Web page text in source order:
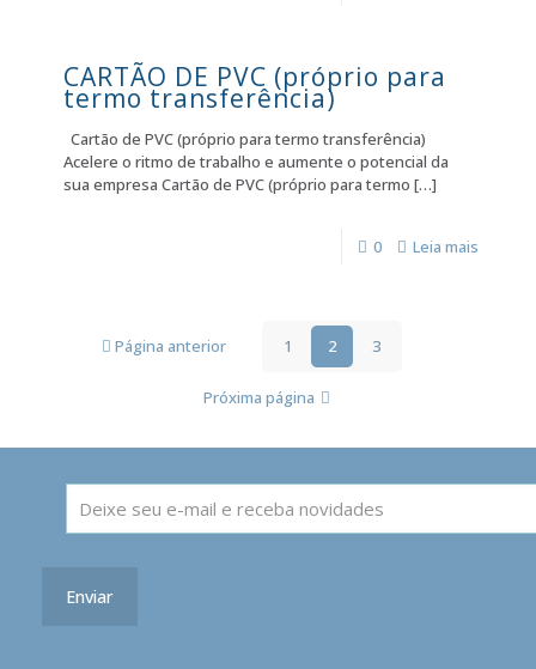
CARTÃO DE PVC (próprio para
termo transferência)
Cartão de PVC (próprio para termo transferência)
Acelere o ritmo de trabalho e aumente o potencial da
sua empresa Cartão de PVC (próprio para termo […]
0 Leia mais
Página anterior 1 2 3
Próxima página